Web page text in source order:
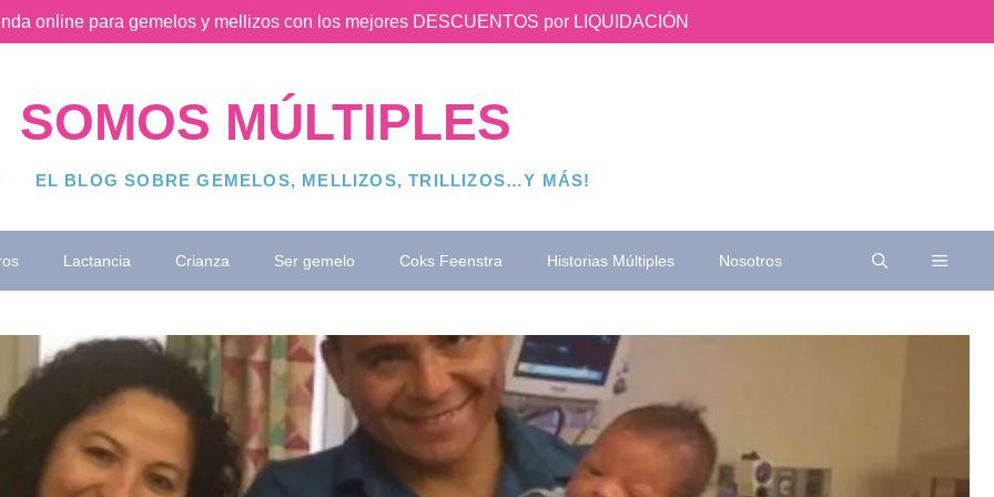
online para gemelos y mellizos con los mejores DESCUENTOS por LIQUIDACIÓN
SOMOS MÚLTIPLES
EL BLOG SOBRE GEMELOS, MELLIZOS, TRILLIZOS…Y MÁS!
Lactancia Crianza Ser gemelo Coks Feenstra Historias Múltiples Nosotros